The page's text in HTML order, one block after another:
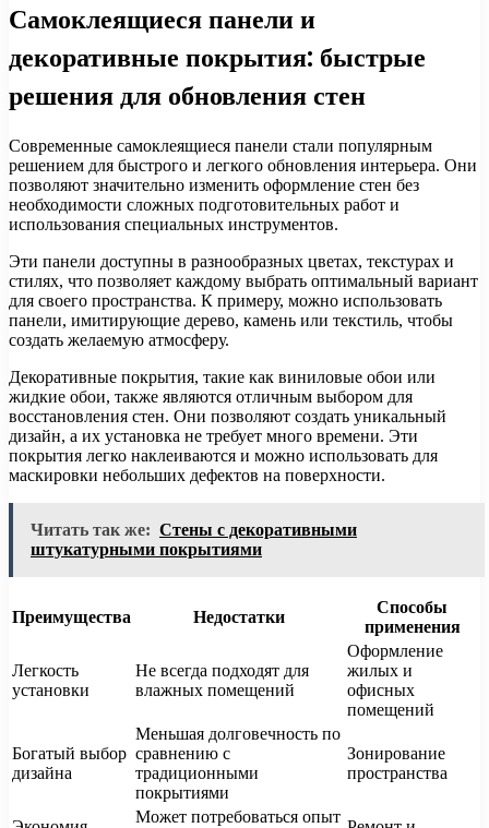
Самоклеящиеся панели и
декоративные покрытия: быстрые
решения для обновления стен
Современные самоклеящиеся панели стали популярным
решением для быстрого и легкого обновления интерьера. Они
позволяют значительно изменить оформление стен без
необходимости сложных подготовительных работ и
использования специальных инструментов.
Эти панели доступны в разнообразных цветах, текстурах и
стилях, что позволяет каждому выбрать оптимальный вариант
для своего пространства. К примеру, можно использовать
панели, имитирующие дерево, камень или текстиль, чтобы
создать желаемую атмосферу.
Декоративные покрытия, такие как виниловые обои или
жидкие обои, также являются отличным выбором для
восстановления стен. Они позволяют создать уникальный
дизайн, а их установка не требует много времени. Эти
покрытия легко наклеиваются и можно использовать для
маскировки небольших дефектов на поверхности.
Читать так же: Стены с декоративными
штукатурными покрытиями
Преимущества Недостатки
Способы
применения
Легкость
установки
Не всегда подходят для
влажных помещений
Оформление
жилых и
офисных
помещений
Богатый выбор
дизайна
Меньшая долговечность по
сравнению с
традиционными
покрытиями
Зонирование
пространства
Может потребоваться опыт